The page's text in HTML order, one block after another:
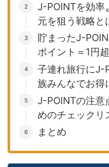
J-POINTを効率
元を狙う戦略と
貯まったJ-
ポイント＝1円
子連れ旅行にJ-
族みんなでお得
J-POINTの注意
めのチェックリ
まとめ